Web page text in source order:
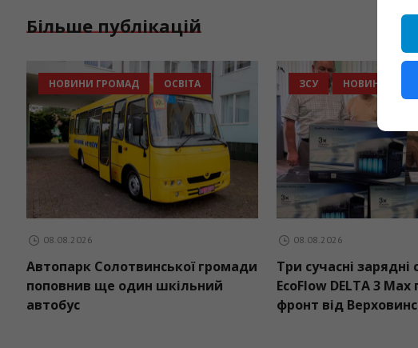
Більше публікацій
НОВИНИ ГРОМАД ОСВІТА
08.08.2026
Автопарк Солотвинської громади
поповнив ще один шкільний
автобус
ЗСУ НОВИНИ
08.08.2026
Три сучасні зарядні
EcoFlow DELTA 3
фронт від